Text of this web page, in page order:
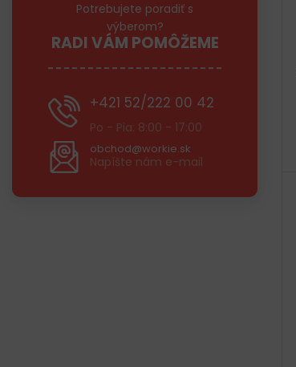
Potrebujete poradiť s
výberom?
RADI VÁM POMÔŽEME
+421 52/222 00 42
Po - Pia: 8:00 - 17:00
obchod@workie.sk
Napíšte nám e-mail